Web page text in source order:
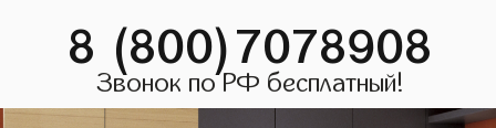
8 (800)7078908
Звонок по РФ бесплатный!